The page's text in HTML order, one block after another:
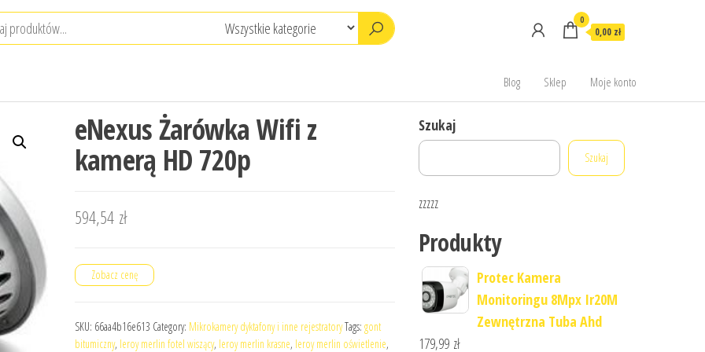
0
0,00 zł
Blog Sklep Moje konto
eNexus Żarówka Wifi z
kamerą HD 720p
594,54 zł
Zobacz cenę
SKU: 66aa4b16e613 Category: Mikrokamery dyktafony i inne rejestratoryTags: gont
bitumiczny, leroy merlin fotel wiszący, leroy merlin krasne, leroy merlin oświetlenie,
Szukaj
Szukaj
zzzzz
Produkty
Protec Kamera
Monitoringu 8Mpx Ir20M
Zewnętrzna Tuba Ahd
179,99 zł